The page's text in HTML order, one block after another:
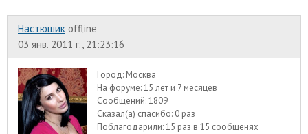
Настюшик offline
03 янв. 2011 г., 21:23:16
Город: Москва
На форуме:15 лет и 7 месяцев
Сообщений:1809
Сказал(а) спасибо: 0 раз
Поблагодарили:15 раз в 15 сообщенях